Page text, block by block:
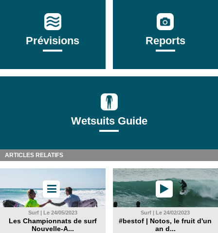
Prévisions Reports
Wetsuits Guide
ARTICLES RELATIFS
Surf | Le 24/05/2023
Les Championnats de surf
Nouvelle-A...
Surf | Le 24/02/2023
#bestof | Notos, le fruit d'un
an d...